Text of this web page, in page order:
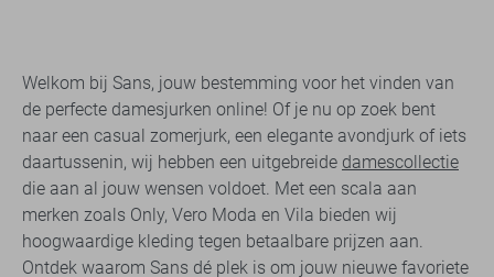
Welkom bij Sans, jouw bestemming voor het vinden van
de perfecte damesjurken online! Of je nu op zoek bent
naar een casual zomerjurk, een elegante avondjurk of iets
daartussenin, wij hebben een uitgebreide damescollectie
die aan al jouw wensen voldoet. Met een scala aan
merken zoals Only, Vero Moda en Vila bieden wij
hoogwaardige kleding tegen betaalbare prijzen aan.
Ontdek waarom Sans dé plek is om jouw nieuwe favoriete